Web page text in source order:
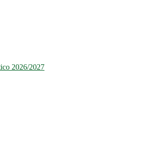
2026/2027